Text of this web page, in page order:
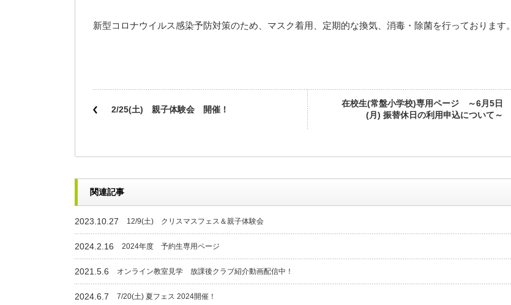
新型コロナウイルス感染予防対策のため、マスク着用、定期的な換気、消毒・除菌を行っております。
2/25(土) 親子体験会 開催！
在校生(常盤小学校)専用ページ ～6月5日
(月) 振替休日の利用申込について～
関連記事
2023.10.27 12/9(土) クリスマスフェス＆親子体験会
2024.2.16 2024年度 予約生専用ページ
2021.5.6 オンライン教室見学 放課後クラブ紹介動画配信中！
2024.6.7 7/20(土) 夏フェス 2024開催！